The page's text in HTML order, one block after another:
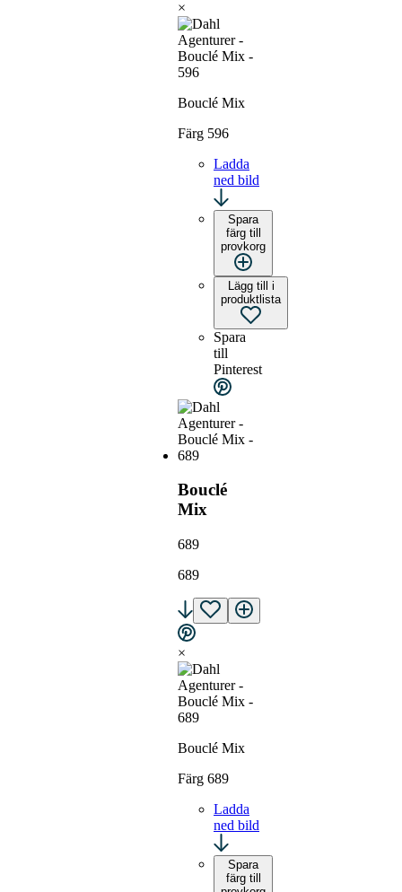
×
Bouclé Mix
Färg 596
Ladda
ned bild
Spara
färg till
provkorg
Lägg till i
produktlista
Spara
till
Pinterest
Bouclé
Mix
689
689
×
Bouclé Mix
Färg 689
Ladda
ned bild
Spara
färg till